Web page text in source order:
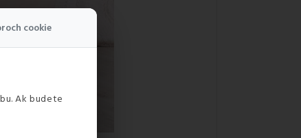
cookie
Ak budete